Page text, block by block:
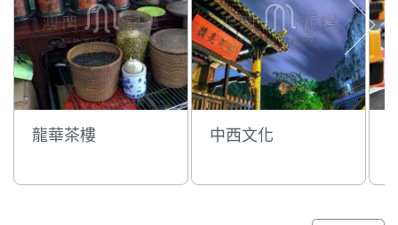
龍華茶樓 中西文化